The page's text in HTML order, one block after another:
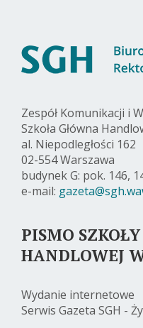
Zespół Komunikacji i
Szkoła Główna
al. Niepodległości 162
02-554 Warszawa
budynek G: pok. 146,
e-mail:
PISMO
HANDLOWEJ
Wydanie internetowe
Serwis Gazeta SGH -